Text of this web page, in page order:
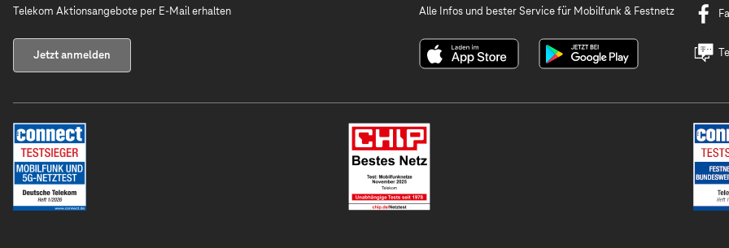
Telekom Aktionsangebote per E-Mail erhalten
Jetzt anmelden
Alle Infos und bester Service für Mobilfunk & Festnetz